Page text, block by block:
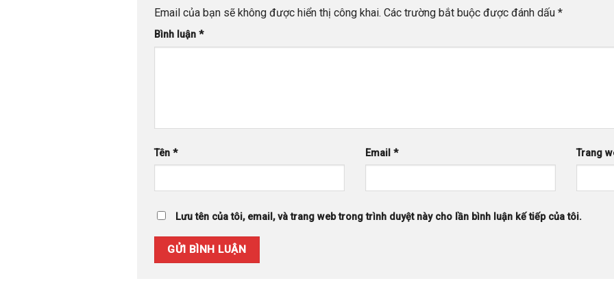
Email của bạn sẽ không được hiển thị công khai. Các trường bắt buộc được đánh dấu *
Bình luận *
Tên * Email * Trang
Lưu tên của tôi, email, và trang web trong trình duyệt này cho lần bình luận kế tiếp của tôi.